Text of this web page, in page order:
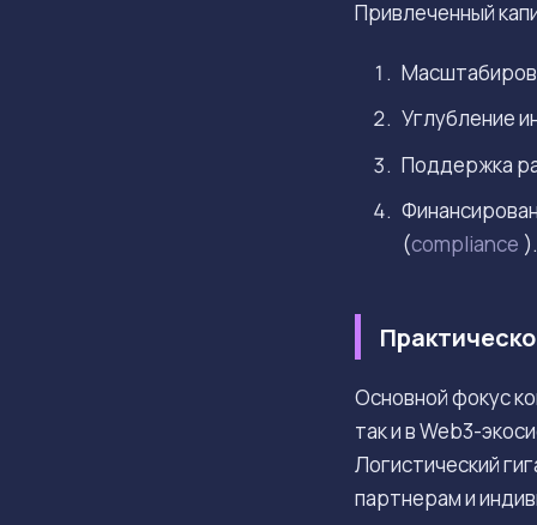
Привлеченный
Углубление
Поддержка
(compliance
Основной фокус
так и в Web3-
Логистический
партнерам и